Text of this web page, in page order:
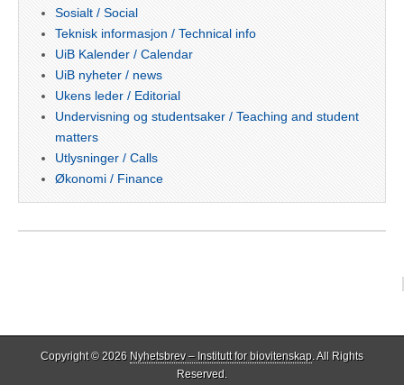
Sosialt / Social
Teknisk informasjon / Technical info
UiB Kalender / Calendar
UiB nyheter / news
Ukens leder / Editorial
Undervisning og studentsaker / Teaching and student
matters
Utlysninger / Calls
Økonomi / Finance
Copyright © 2026 Nyhetsbrev – Institutt for biovitenskap. All Rights
Reserved.